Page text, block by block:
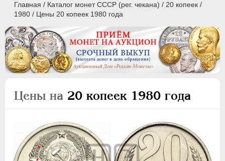
Главная / Каталог монет СССР (рег. чекана) / 20 копеек /
1980 / Цены 20 копеек 1980 года
Цены на 20 копеек 1980 года
ПОЛКОПЕЙКИ
2 КОПЕЙКИ
5 КОПЕЕК
10 КОПЕЕК
15 КОПЕЕК